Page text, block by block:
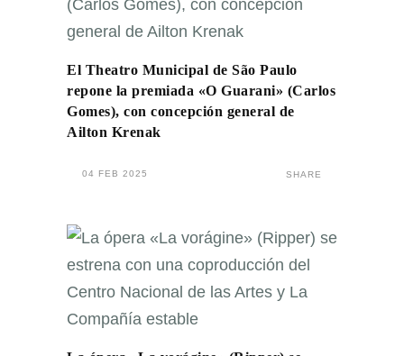
El Theatro Municipal de São Paulo
repone la premiada «O Guarani» (Carlos
Gomes), con concepción general de
Ailton Krenak
04 FEB 2025 SHARE